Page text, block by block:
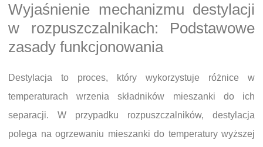
Wyjaśnienie mechanizmu destylacji
w rozpuszczalnikach: Podstawowe
zasady funkcjonowania
Destylacja to proces, który wykorzystuje różnice w
temperaturach wrzenia składników mieszanki do ich
separacji. W przypadku rozpuszczalników, destylacja
polega na ogrzewaniu mieszanki do temperatury wyższej